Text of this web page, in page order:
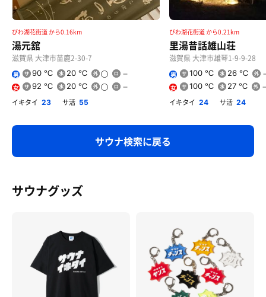
びわ湖花街道 から0.16km
湯元舘
滋賀県 大津市苗鹿2-30-7
男 90 ℃ 20 ℃
女 92 ℃ 20 ℃
イキタイ 23 サ活 55
びわ湖花街道 から0.21km
里湯昔話雄山荘
滋賀県 大津市雄琴1-9-9-28
男 100 ℃ 26 ℃
女 100 ℃ 27 ℃
イキタイ 24 サ活 24
サウナ検索に戻る
サウナグッズ